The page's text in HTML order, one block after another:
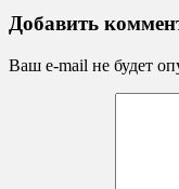
Добавить
Ваш e-mail не будет